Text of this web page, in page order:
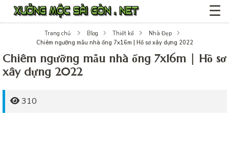
☰
Trang chủ Blog Thiết kế
Nhà Đẹp
Chiêm ngưỡng mẫu nhà ống 7x16m | Hồ sơ xây dựng 2022
Chiêm ngưỡng mẫu nhà ống 7x16m | Hồ sơ
xây dựng 2022
310